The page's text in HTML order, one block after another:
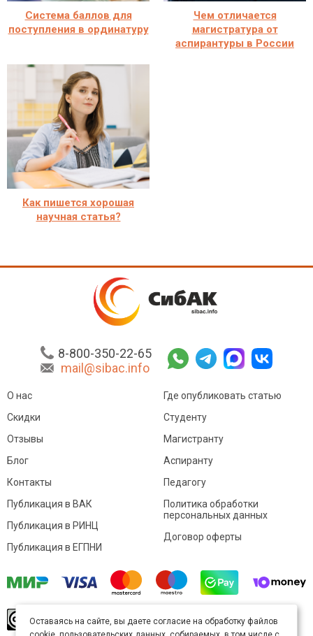
Система баллов для
поступления в ординатуру
Чем отличается
магистратура от
аспирантуры в России
Как пишется хорошая
научная статья?
8-800-350-22-65
mail@sibac.info
О нас
Скидки
Отзывы
Блог
Контакты
Где опубликовать статью
Студенту
Магистранту
Аспиранту
Педагогу
Публикация в ВАК
Публикация в РИНЦ
Публикация в ЕГПНИ
Политика обработки
персональных данных
Договор оферты
произведение доступно полицензии Creative
Оставаясь на сайте, вы даете согласие на обработку файлов